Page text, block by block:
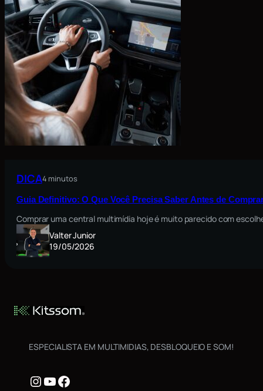
DICA4 minutos
Guia Definitivo: O Que Você Precisa Saber Antes de
Comprar uma central multimídia hoje é muito parecido com
Valter Junior
19/05/2026
ESPECIALISTA EM MULTIMIDIAS, DESBLOQUEIO E SOM!
Instagram
Youtube
Facebook